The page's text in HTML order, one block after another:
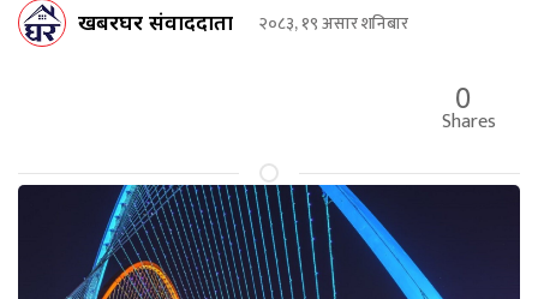
खबरघर संवाददाता २०८३, १९ असार शनिबार
0
Shares